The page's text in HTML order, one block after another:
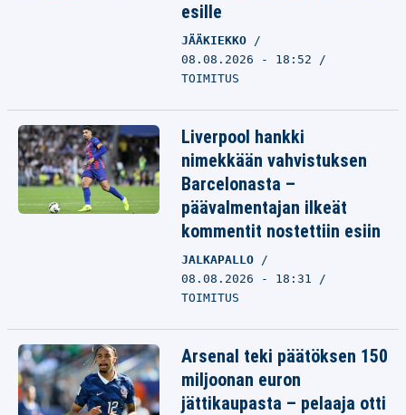
esille
JÄÄKIEKKO
08.08.2026 - 18:52
TOIMITUS
Liverpool hankki
nimekkään vahvistuksen
Barcelonasta –
päävalmentajan ilkeät
kommentit nostettiin esiin
JALKAPALLO
08.08.2026 - 18:31
TOIMITUS
Arsenal teki päätöksen 150
miljoonan euron
jättikaupasta – pelaaja otti